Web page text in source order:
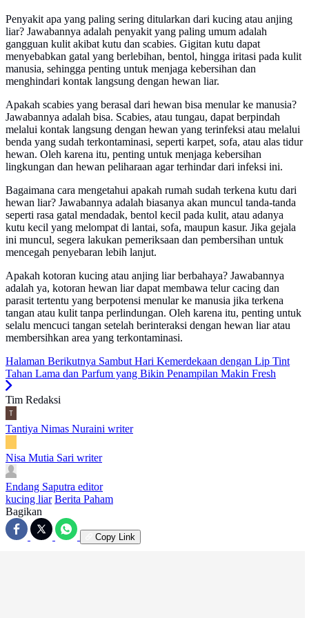
Penyakit apa yang paling sering ditularkan dari kucing atau anjing
liar? Jawabannya adalah penyakit yang paling umum adalah
gangguan kulit akibat kutu dan scabies. Gigitan kutu dapat
menyebabkan gatal yang berlebihan, bentol, hingga iritasi pada kulit
manusia, sehingga penting untuk menjaga kebersihan dan
menghindari kontak langsung dengan hewan liar.
Apakah scabies yang berasal dari hewan bisa menular ke manusia?
Jawabannya adalah bisa. Scabies, atau tungau, dapat berpindah
melalui kontak langsung dengan hewan yang terinfeksi atau melalui
benda yang sudah terkontaminasi, seperti karpet, sofa, atau alas tidur
hewan. Oleh karena itu, penting untuk menjaga kebersihan
lingkungan dan hewan peliharaan agar terhindar dari infeksi ini.
Bagaimana cara mengetahui apakah rumah sudah terkena kutu dari
hewan liar? Jawabannya adalah biasanya akan muncul tanda-tanda
seperti rasa gatal mendadak, bentol kecil pada kulit, atau adanya
kutu kecil yang melompat di lantai, sofa, maupun kasur. Jika gejala
ini muncul, segera lakukan pemeriksaan dan pembersihan untuk
mencegah penyebaran lebih lanjut.
Apakah kotoran kucing atau anjing liar berbahaya? Jawabannya
adalah ya, kotoran hewan liar dapat membawa telur cacing dan
parasit tertentu yang berpotensi menular ke manusia jika terkena
tangan atau kulit tanpa perlindungan. Oleh karena itu, penting untuk
selalu mencuci tangan setelah berinteraksi dengan hewan liar atau
membersihkan area yang terkontaminasi.
Halaman Berikutnya Sambut Hari Kemerdekaan dengan Lip Tint
Tahan Lama dan Parfum yang Bikin Penampilan Makin Fresh
Tim Redaksi
Tantiya Nimas Nuraini writer
Nisa Mutia Sari writer
Endang Saputra editor
kucing liar Berita Paham
Bagikan
Copy Link